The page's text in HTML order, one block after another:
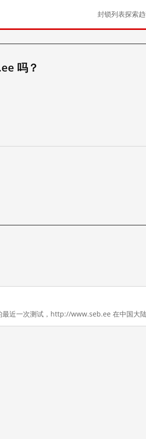
封锁列表探索
吗？
近一次测试，http://www.seb.ee 在中国大陆